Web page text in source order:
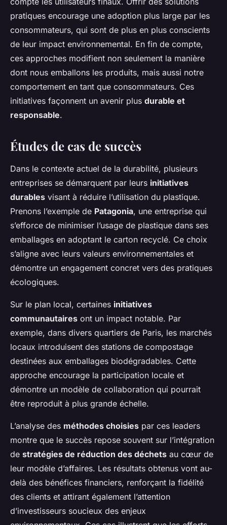
pratiques encourage une adoption plus large par les
consommateurs, qui sont de plus en plus conscients
de leur impact environnemental. En fin de compte,
ces approches modifient non seulement la manière
dont nous emballons les produits, mais aussi notre
comportement en tant que consommateurs. Ces
initiatives façonnent un avenir plus durable et
responsable.
Études de cas de succès
Dans le contexte actuel de la durabilité, plusieurs
entreprises se démarquent par leurs initiatives
durables visant à réduire l’utilisation du plastique.
Prenons l’exemple de Patagonia, une entreprise qui
s’efforce de minimiser l’usage de plastique dans ses
emballages en adoptant le carton recyclé. Ce choix
s’aligne avec leurs valeurs environnementales et
démontre un engagement concret vers des pratiques
écologiques.
Sur le plan local, certaines initiatives
communautaires ont un impact notable. Par
exemple, dans divers quartiers de Paris, les marchés
locaux introduisent des stations de compostage
destinées aux emballages biodégradables. Cette
approche encourage la participation locale et
démontre un modèle de collaboration qui pourrait
être reproduit à plus grande échelle.
L’analyse des méthodes choisies par ces leaders
montre que le succès repose souvent sur l’intégration
de stratégies de réduction des déchets au cœur de
leur modèle d’affaires. Les résultats obtenus vont au-
delà des bénéfices financiers, renforçant la fidélité
des clients et attirant également l’attention
d’investisseurs soucieux des enjeux